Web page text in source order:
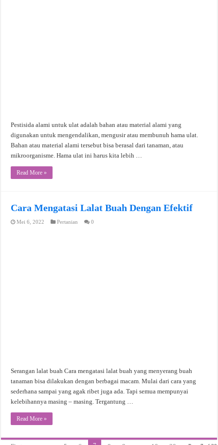
Pestisida alami untuk ulat adalah bahan atau material alami yang
digunakan untuk mengendalikan, mengusir atau membunuh hama ulat.
Bahan atau material alami tersebut bisa berasal dari tanaman, atau
mikroorganisme. Hama ulat ini harus kita lebih …
Read More »
Cara Mengatasi Lalat Buah Dengan Efektif
Mei 6, 2022 Pertanian 0
Serangan lalat buah Cara mengatasi lalat buah yang menyerang buah
tanaman bisa dilakukan dengan berbagai macam. Mulai dari cara yang
sederhana sampai yang agak ribet juga ada. Tapi semua mempunyai
kelebihannya masing – masing. Tergantung …
Read More »